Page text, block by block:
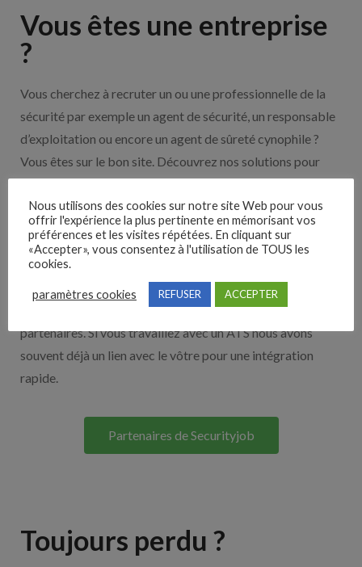
Vous êtes une entreprise
?
Vous cherchez à recruter un ou une professionnelle de la
sécurité par exemple un agent de sécurité, un responsable
d’exploitation ou encore un agent de sûreté cynophile ?
Vous êtes sur le bon site. Découvrez nos solutions pour
Nos solutions entreprises
Découvrez nos partenaires ! Moteurs de recherches,
multidiffuseurs, sites payant… nombreux sont nos
partenaires. Si vous travaillez avec un ATS nous avons
souvent déjà un lien avec le vôtre pour une intégration
rapide.
Partenaires de Securityjob
Toujours perdu ?
Nous utilisons des cookies sur notre site Web pour vous
offrir l'expérience la plus pertinente en mémorisant vos
préférences et les visites répétées. En cliquant sur
«Accepter», vous consentez à l'utilisation de TOUS les
cookies.
paramètres cookies REFUSER ACCEPTER